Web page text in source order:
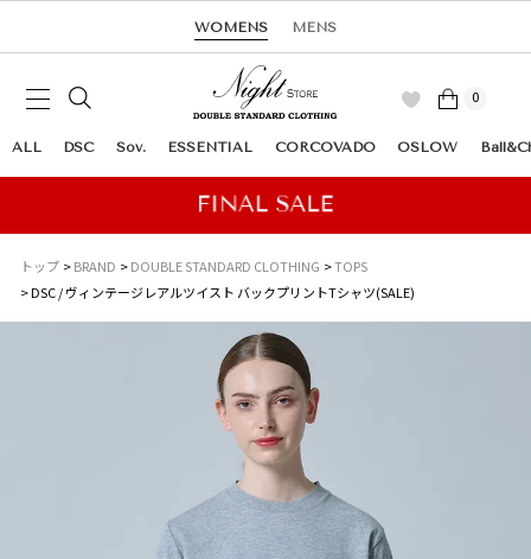
WOMENS MENS
0
ALL DSC Sov. ESSENTIAL CORCOVADO OSLOW
トップ BRAND DOUBLE STANDARD CLOTHING
TOPS
DSC / ヴィンテージレアルツイスト バックプリントTシャツ(SALE)